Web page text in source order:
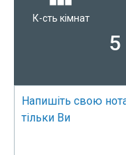
К-сть кімнат
5
Напишіть свою
тільки Ви